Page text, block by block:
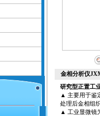
金相分析仪
研究型正置工
▲ 主要用于鉴
处理后金相组
▲工业显微镜